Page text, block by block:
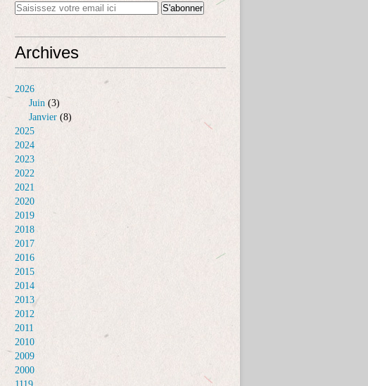
Archives
2026
Juin (3)
Janvier (8)
2025
2024
2023
2022
2021
2020
2019
2018
2017
2016
2015
2014
2013
2012
2011
2010
2009
2000